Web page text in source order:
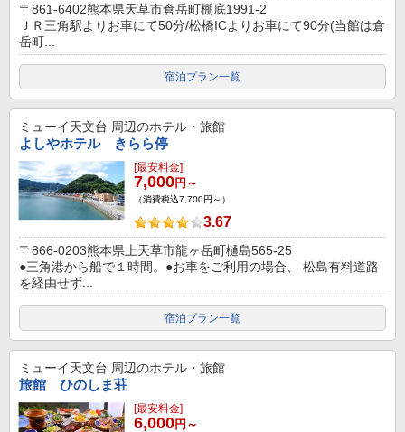
〒861-6402熊本県天草市倉岳町棚底1991-2
ＪＲ三角駅よりお車にて50分/松橋ICよりお車にて90分(当館は倉
岳町...
宿泊プラン一覧
ミューイ天文台 周辺のホテル・旅館
よしやホテル きらら停
[最安料金]
7,000円～
（消費税込7,700円～）
3.67
〒866-0203熊本県上天草市龍ヶ岳町樋島565-25
●三角港から船で１時間。●お車をご利用の場合、 松島有料道路
を経由せず...
宿泊プラン一覧
ミューイ天文台 周辺のホテル・旅館
旅館 ひのしま荘
[最安料金]
6,000円～